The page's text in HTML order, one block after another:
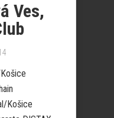
Ves,
Košice